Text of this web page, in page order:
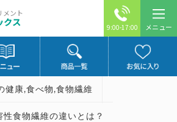
メント
クス 9:00-17:00 メニュー
健康,食べ物 ,食物繊維
食物繊維の違いとは？